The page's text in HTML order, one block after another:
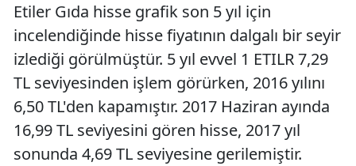
Etiler Gıda hisse grafik son 5 yıl için
incelendiğinde hisse fiyatının dalgalı bir seyir
izlediği görülmüştür. 5 yıl evvel 1 ETILR 7,29
TL seviyesinden işlem görürken, 2016 yılını
6,50 TL'den kapamıştır. 2017 Haziran ayında
16,99 TL seviyesini gören hisse, 2017 yıl
sonunda 4,69 TL seviyesine gerilemiştir.